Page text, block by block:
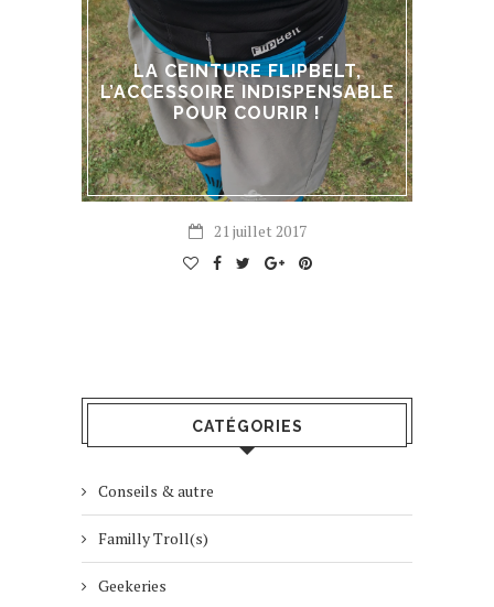
LA CEINTURE FLIPBELT,
L’ACCESSOIRE INDISPENSABLE
POUR COURIR !
21 juillet 2017
CATÉGORIES
Conseils & autre
Familly Troll(s)
Geekeries